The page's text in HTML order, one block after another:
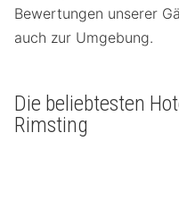
Bewertungen unserer
auch zur Umgebung.
Die beliebtesten
Rimsting